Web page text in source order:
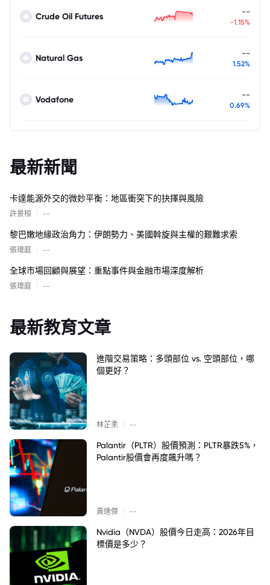
Crude Oil Futures --
-1.15%
Natural Gas --
1.52%
Vodafone --
0.69%
最新新聞
卡達能源外交的微妙平衡：地區衝突下的抉擇與風險
許景桓 --
黎巴嫩地緣政治角力：伊朗勢力、美國斡旋與主權的艱難求索
張瑋庭 --
全球市場回顧與展望：重點事件與金融市場深度解析
張瑋庭 --
最新教育文章
進階交易策略：多頭部位 vs. 空頭部位，哪
個更好？
林芷柔 --
Palantir（PLTR）股價預測：PLTR暴跌5%，
Palantir股價會再度飆升嗎？
黃達傑 --
Nvidia（NVDA）股價今日走高：2026年目
標價是多少？